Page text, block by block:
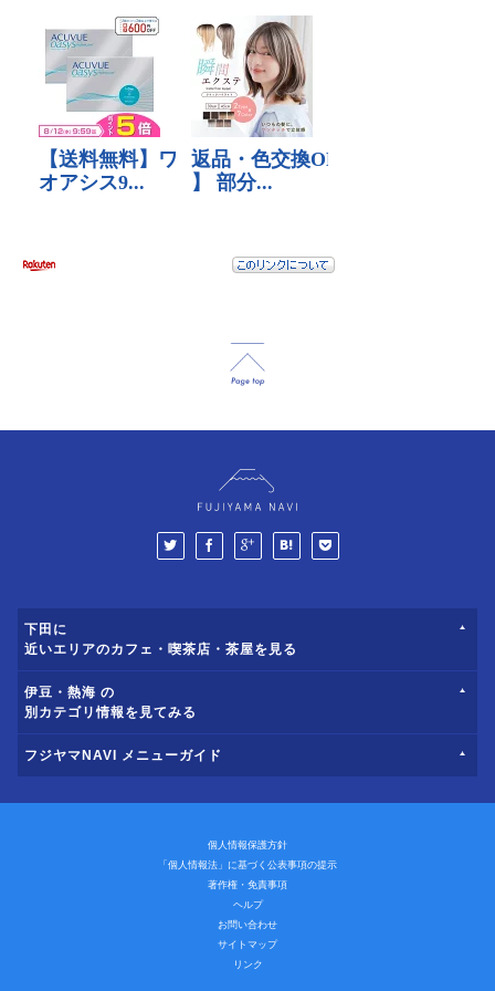
下田に
近いエリアのカフェ・喫茶店・茶屋を見る
伊豆・熱海 の
別カテゴリ情報を見てみる
フジヤマNAVI メニューガイド
個人情報保護方針
「個人情報法」に基づく公表事項の提示
著作権・免責事項
ヘルプ
お問い合わせ
サイトマップ
リンク